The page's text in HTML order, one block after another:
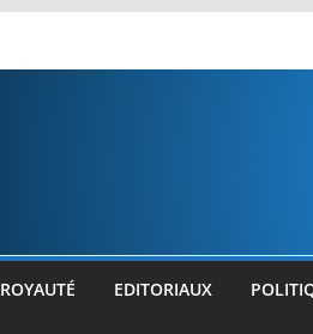
ROYAUTÉ EDITORIAUX